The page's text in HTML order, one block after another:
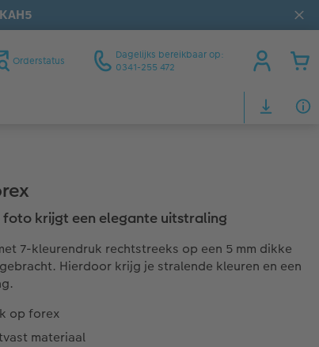
Orderstatus
Dagelijks bereikbaar op:
0341-255 472
foto krijgt een elegante uitstraling
7-kleurendruk rechtstreeks op een 5 mm dikke
Hierdoor krijg je stralende kleuren en een
op forex
materiaal